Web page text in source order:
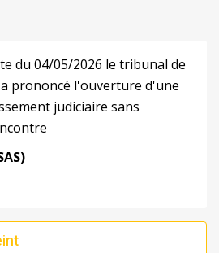
du 04/05/2026 le tribunal de
a prononcé l'ouverture d'une
judiciaire sans